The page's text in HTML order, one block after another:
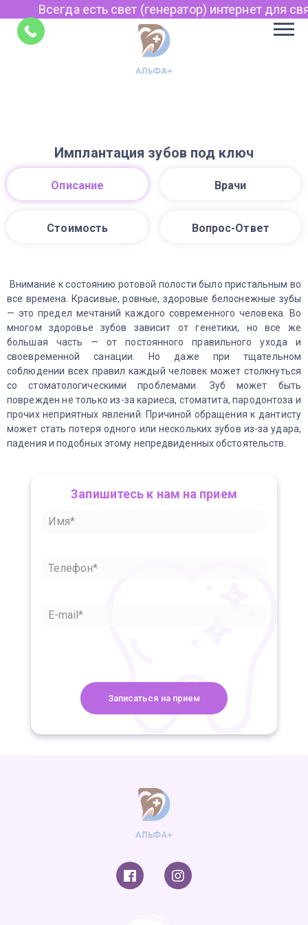
Всегда есть свет (генератор) интернет для
Имплантация зубов под ключ
Описание Врачи
Стоимость Вопрос-Ответ
Внимание к состоянию ротовой полости было пристальным во
все времена. Красивые, ровные, здоровые белоснежные зубы
— это предел мечтаний каждого современного человека. Во
многом здоровье зубов зависит от генетики, но все же
большая часть — от постоянного правильного ухода и
своевременной санации. Но даже при тщательном
соблюдении всех правил каждый человек может столкнуться
со стоматологическими проблемами. Зуб может быть
поврежден не только из-за кариеса, стоматита, пародонтоза и
прочих неприятных явлений. Причиной обращения к дантисту
может стать потеря одного или нескольких зубов из-за удара,
падения и подобных этому непредвиденных обстоятельств.
Запишитесь к нам на прием